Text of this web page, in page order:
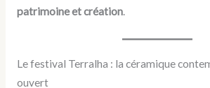
patrimoine et création.
Le festival Terralha : la céramique
ouvert